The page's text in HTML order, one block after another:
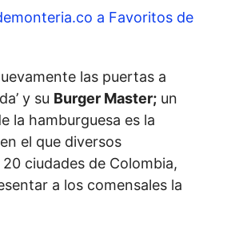
a Favoritos de
las puertas a
y su Burger Master; un
la hamburguesa es la
el que diversos
ciudades de Colombia,
a los comensales la